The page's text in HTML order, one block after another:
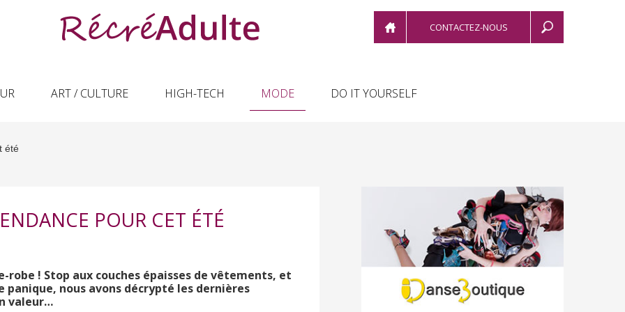
CONTACTEZ-NOUS
ART / CULTURE HIGH-TECH MODE DO IT YOURSELF
été
POUR CET ÉTÉ
! Stop aux couches épaisses de vêtements, et
panique, nous avons décrypté les dernières
valeur…